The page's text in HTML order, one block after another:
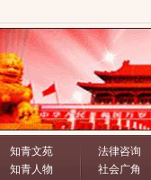
知青文苑
知青人物
法律咨询
社会广角